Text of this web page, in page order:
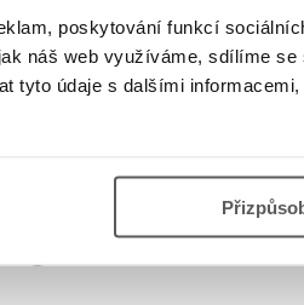
poskytování funkcí
náš web využíváme, sdílíme
tyto údaje s dalšími
215 Kč269 Kč
Do košíku